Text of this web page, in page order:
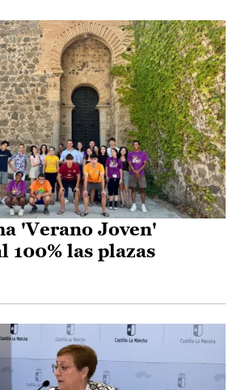
'Verano Joven'
100% las plazas